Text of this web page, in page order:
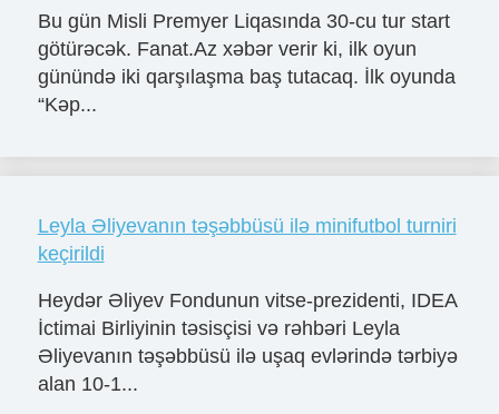
Bu gün Misli Premyer Liqasında 30-cu tur start
götürəcək. Fanat.Az xəbər verir ki, ilk oyun
günündə iki qarşılaşma baş tutacaq. İlk oyunda
“Kəp...
Leyla Əliyevanın təşəbbüsü ilə minifutbol turniri
keçirildi
Heydər Əliyev Fondunun vitse-prezidenti, IDEA
İctimai Birliyinin təsisçisi və rəhbəri Leyla
Əliyevanın təşəbbüsü ilə uşaq evlərində tərbiyə
alan 10-1...